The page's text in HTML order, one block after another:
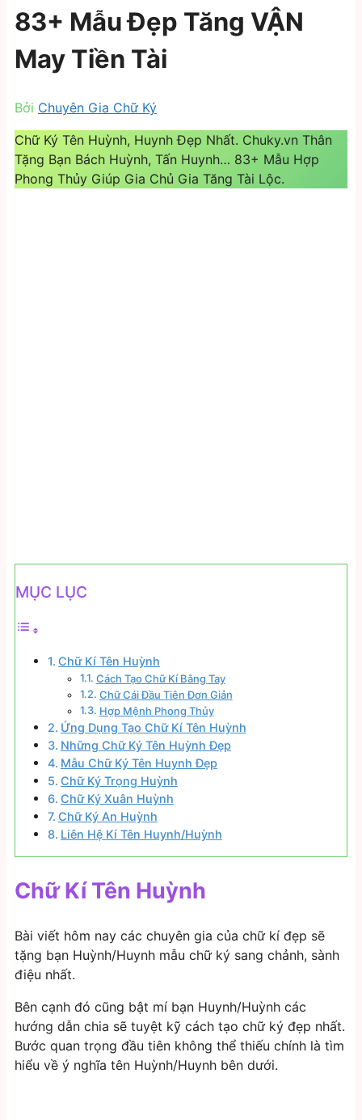
83+ Mẫu Đẹp Tăng VẬN
May Tiền Tài
Bởi Chuyên Gia Chữ Ký
Chữ Ký Tên Huỳnh, Huynh Đẹp Nhất. Chuky.vn Thân
Tặng Bạn Bách Huỳnh, Tấn Huynh… 83+ Mẫu Hợp
Phong Thủy Giúp Gia Chủ Gia Tăng Tài Lộc.
MỤC LỤC
Chữ Kí Tên Huỳnh
Cách Tạo Chữ Kí Bằng Tay
Chữ Cái Đầu Tiên Đơn Giản
Hợp Mệnh Phong Thủy
Ứng Dụng Tạo Chữ Kí Tên Huỳnh
Những Chữ Ký Tên Huỳnh Đẹp
Mẫu Chữ Ký Tên Huynh Đẹp
Chữ Ký Trọng Huỳnh
Chữ Ký Xuân Huỳnh
Chữ Ký An Huỳnh
Liên Hệ Kí Tên Huynh/Huỳnh
Chữ Kí Tên Huỳnh
Bài viết hôm nay các chuyên gia của chữ kí đẹp sẽ
tặng bạn Huỳnh/Huynh mẫu chữ ký sang chảnh, sành
điệu nhất.
Bên cạnh đó cũng bật mí bạn Huynh/Huỳnh các
hướng dẫn chia sẽ tuyệt kỹ cách tạo chữ ký đẹp nhất.
Bước quan trọng đầu tiên không thể thiếu chính là tìm
hiểu về ý nghĩa tên Huỳnh/Huynh bên dưới.